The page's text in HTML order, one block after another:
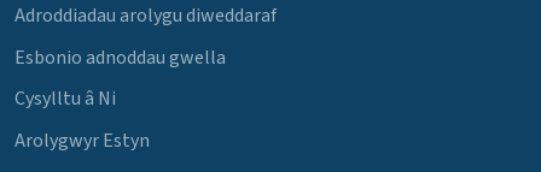
Adroddiadau arolygu diweddaraf
Esbonio adnoddau gwella
Cysylltu â Ni
Arolygwyr Estyn